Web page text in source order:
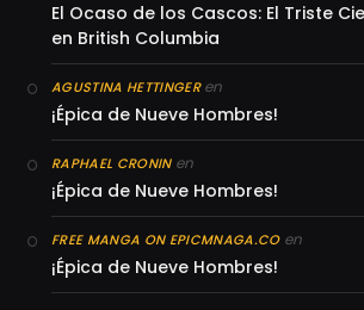
El Ocaso de los Cascos: El Triste
en British Columbia
AGUSTINA HETTINGERen
¡Épica de Nueve Hombres!
RAPHAEL CRONINen
¡Épica de Nueve Hombres!
FREE MANGA ON EPICMNAGA.COen
¡Épica de Nueve Hombres!